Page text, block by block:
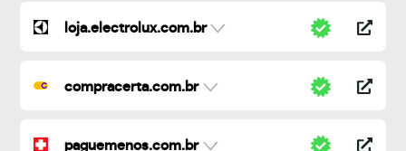
loja.electrolux.com.br
compracerta.com.br
paguemenos.com.br